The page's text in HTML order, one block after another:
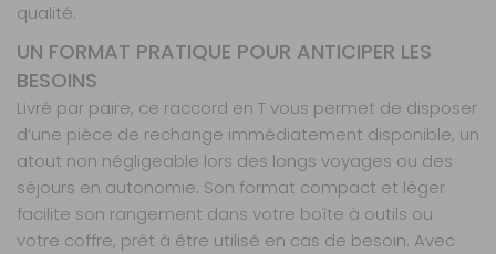
qualité.
UN FORMAT PRATIQUE POUR ANTICIPER LES
BESOINS
Livré par paire, ce raccord en T vous permet de disposer
d’une pièce de rechange immédiatement disponible, un
atout non négligeable lors des longs voyages ou des
séjours en autonomie. Son format compact et léger
facilite son rangement dans votre boîte à outils ou
votre coffre, prêt à être utilisé en cas de besoin. Avec